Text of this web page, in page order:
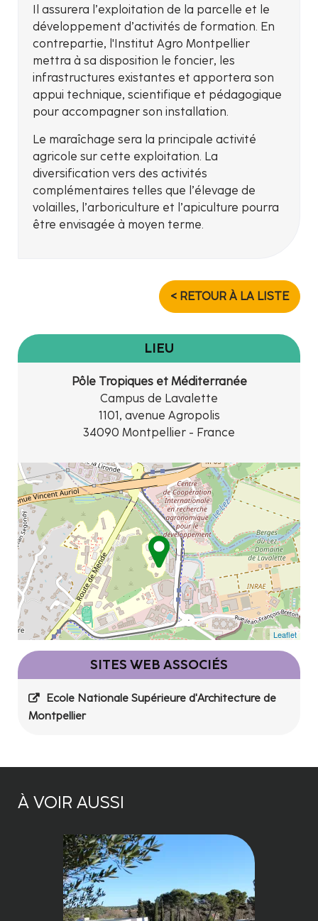
Il assurera l’exploitation de la parcelle et le
développement d’activités de formation. En
contrepartie, l'Institut Agro Montpellier
mettra à sa disposition le foncier, les
infrastructures existantes et apportera son
appui technique, scientifique et pédagogique
pour accompagner son installation.
Le maraîchage sera la principale activité
agricole sur cette exploitation. La
diversification vers des activités
complémentaires telles que l’élevage de
volailles, l’arboriculture et l’apiculture pourra
être envisagée à moyen terme.
< RETOUR À LA LISTE
LIEU
Pôle Tropiques et Méditerranée
Campus de Lavalette
1101, avenue Agropolis
34090 Montpellier - France
Leaflet
SITES WEB ASSOCIÉS
Ecole Nationale Supérieure d'Architecture de
Montpellier
À VOIR AUSSI